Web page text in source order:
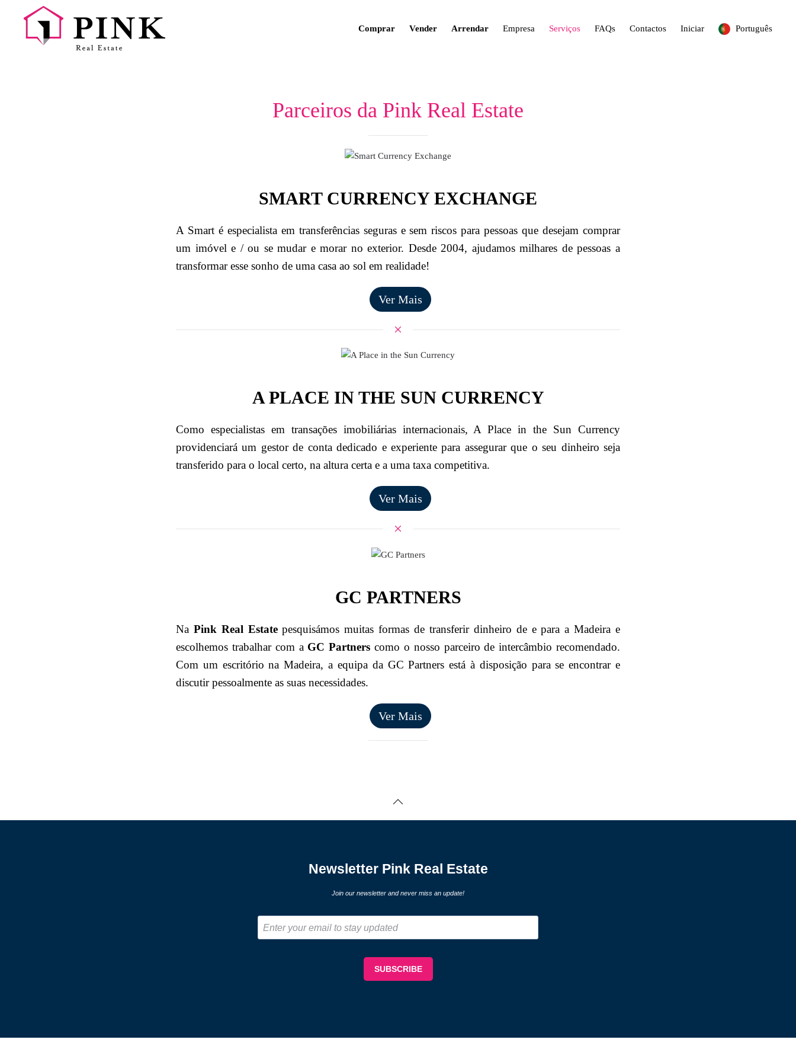
Comprar Vender Arrendar Empresa Serviços FAQs Contactos Iniciar Português
Parceiros da Pink Real Estate
SMART CURRENCY EXCHANGE
A Smart é especialista em transferências seguras e sem riscos para pessoas que desejam comprar
um imóvel e / ou se mudar e morar no exterior. Desde 2004, ajudamos milhares de pessoas a
transformar esse sonho de uma casa ao sol em realidade!
Ver Mais
A PLACE IN THE SUN CURRENCY
Como especialistas em transações imobiliárias internacionais, A Place in the Sun Currency
providenciará um gestor de conta dedicado e experiente para assegurar que o seu dinheiro seja
transferido para o local certo, na altura certa e a uma taxa competitiva.
Ver Mais
GC PARTNERS
Na Pink Real Estatepesquisámos muitas formas de transferir dinheiro de e para a Madeira e
escolhemos trabalhar com a GC Partners como o nosso parceiro de intercâmbio recomendado.
Com um escritório na Madeira, a equipa da GC Partners está à disposição para se encontrar e
discutir pessoalmente as suas necessidades.
Ver Mais